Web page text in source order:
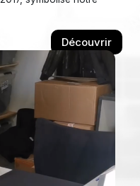
Découvrir